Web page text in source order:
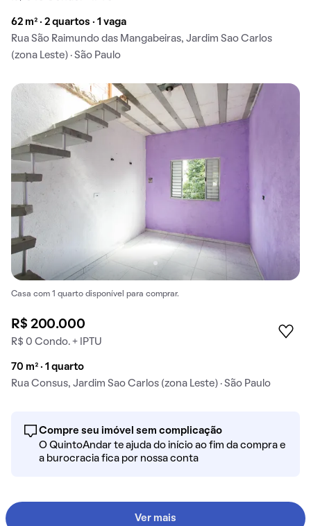
62 m² · 2 quartos · 1 vaga
Rua São Raimundo das Mangabeiras, Jardim Sao Carlos
(zona Leste) · São Paulo
Casa com 1 quarto disponível para comprar.
R$ 200.000
R$ 0 Condo. + IPTU
70 m² · 1 quarto
Rua Consus, Jardim Sao Carlos (zona Leste) · São Paulo
Compre seu imóvel sem complicação
O QuintoAndar te ajuda do início ao fim da compra e
a burocracia fica por nossa conta
Ver mais